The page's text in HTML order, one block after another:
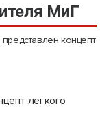
МиГ
концепт